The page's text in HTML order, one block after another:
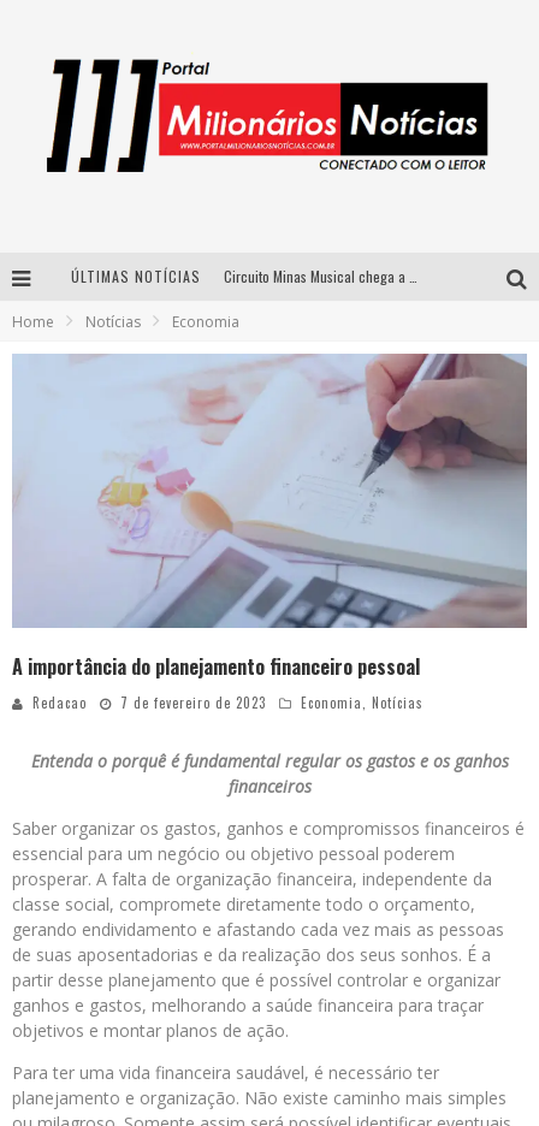
ÚLTIMAS NOTÍCIAS
Fenômeno do pagode, Fabinho desembarca em BH com a primeira edição do “Pagobinho”
Home Notícias Economia
A importância do planejamento financeiro pessoal
Redacao 7 de fevereiro de 2023 Economia, Notícias
Entenda o porquê é fundamental regular os gastos e os ganhos
financeiros
Saber organizar os gastos, ganhos e compromissos financeiros é
essencial para um negócio ou objetivo pessoal poderem
prosperar. A falta de organização financeira, independente da
classe social, compromete diretamente todo o orçamento,
gerando endividamento e afastando cada vez mais as pessoas
de suas aposentadorias e da realização dos seus sonhos. É a
partir desse planejamento que é possível controlar e organizar
ganhos e gastos, melhorando a saúde financeira para traçar
objetivos e montar planos de ação.
Para ter uma vida financeira saudável, é necessário ter
planejamento e organização. Não existe caminho mais simples